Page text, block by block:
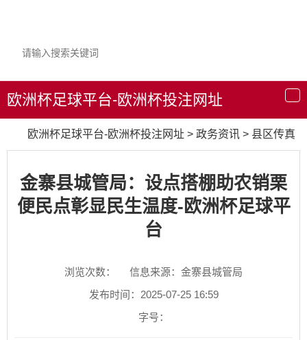
导
航
欧洲杯足球平台-欧洲杯投注网址
欧洲杯足球平台-欧洲杯投注网址 > 政务资讯 > 县区传真
金寨县城管局：设点搭棚助农销栗
便民点彰显民生温度-欧洲杯足球平
台
浏览次数：
信息来源：金寨县城管局
发布时间：2025-07-25 16:59
字号：